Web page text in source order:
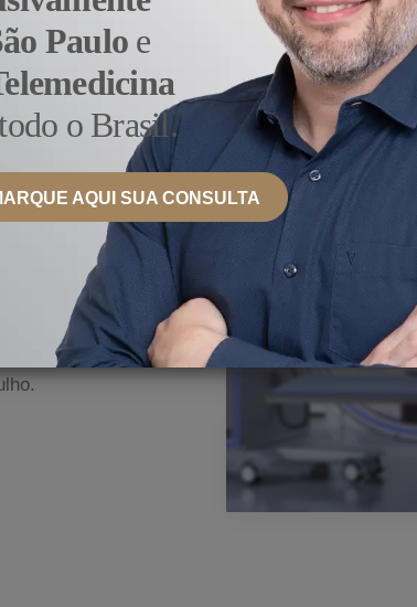
e Exterior
se mantém
bem como
sua prática na clínica
Paulo, incluindo
Paulo e
o Brasil.
AQUI SUA CONSULTA